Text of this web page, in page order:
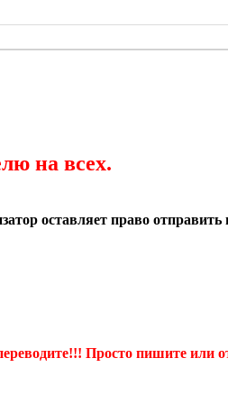
на всех.
оставляет право отправить
Просто пишите или